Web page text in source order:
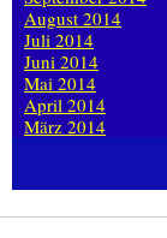
August 2014
Juli 2014
Juni 2014
Mai 2014
April 2014
März 2014